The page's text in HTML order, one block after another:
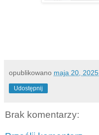
opublikowano maja 20, 2025
Udostępnij
Brak komentarzy: